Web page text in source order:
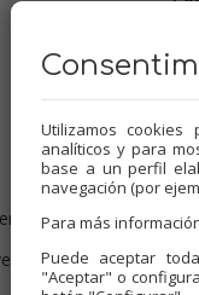
Utilizamos
analíticos y para
base a un perfil
navegación (por
Para más
Puede aceptar
"Aceptar" o